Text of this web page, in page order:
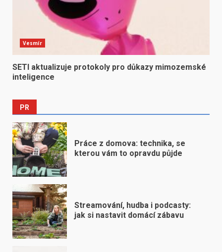
Vesmír
SETI aktualizuje protokoly pro důkazy mimozemské
inteligence
PR
Práce z domova: technika, se
kterou vám to opravdu půjde
Streamování, hudba i podcasty:
jak si nastavit domácí zábavu